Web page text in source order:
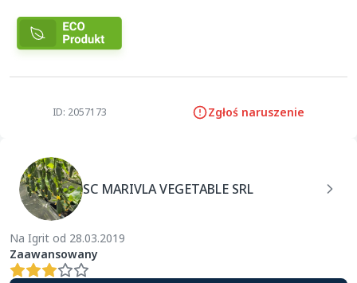
ID: 2057173 Zgłoś naruszenie
SC MARIVLA VEGETABLE SRL
Na Igrit od 28.03.2019
Zaawansowany